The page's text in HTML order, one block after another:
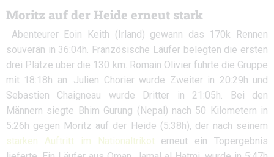
Moritz auf der Heide erneut stark
Abenteurer Eoin Keith (Irland) gewann das 170k Rennen
souverän in 36:04h. Französische Läufer belegten die ersten
drei Plätze über die 130 km. Romain Olivier führte die Gruppe
mit 18:18h an. Julien Chorier wurde Zweiter in 20:29h und
Sebastien Chaigneau wurde Dritter in 21:05h. Bei den
Männern siegte Bhim Gurung (Nepal) nach 50 Kilometern in
5:26h gegen Moritz auf der Heide (5:38h), der nach seinem
starken Auftritt im Nationaltrikoterneut ein Topergebnis